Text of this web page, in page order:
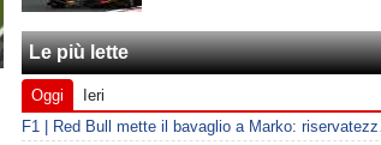
Le più lette
Oggi
Ieri
F1 |